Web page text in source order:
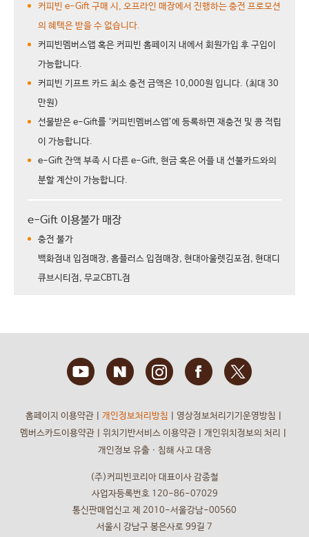
커피빈 e-Gift 구매 시, 오프라인 매장에서 진행하는 충전 프로모션
의 혜택은 받을 수 없습니다.
커피빈멤버스앱 혹은 커피빈 홈페이지 내에서 회원가입 후 구입이
가능합니다.
커피빈 기프트 카드 최소 충전 금액은 10,000원 입니다. (최대 30
만원)
선물받은 e-Gift를 ‘커피빈멤버스앱’에 등록하면 재충전 및 콩 적립
이 가능합니다.
e-Gift 잔액 부족 시 다른 e-Gift, 현금 혹은 어플 내 선불카드와의
분할 계산이 가능합니다.
e-Gift 이용불가 매장
충전 불가
백화점내 입점매장, 홈플러스 입점매장, 현대아울렛김포점, 현대디
큐브시티점, 무교CBTL점
홈페이지 이용약관ㅣ 개인정보처리방침 영상정보처리기기운영방침
멤버스카드이용약관
위치기반서비스 이용약관 개인위치정보의 처리
개인정보 유출ㆍ침해 사고 대응
(주)커피빈코리아 대표이사 감종철
사업자등록번호 120-86-07029
통신판매업신고 제 2010-서울강남-00560
서울시 강남구 봉은사로 99길 7